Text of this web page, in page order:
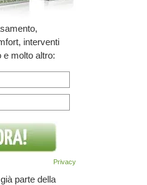
interventi
e molto altro:
Privacy
parte della